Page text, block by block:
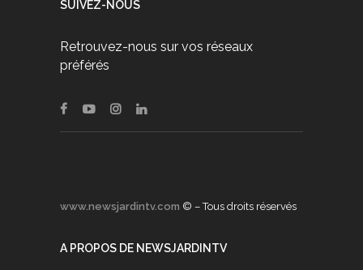
SUIVEZ-NOUS
Retrouvez-nous sur vos réseaux
préférés
www.newsjardintv.com © – Tous droits réservés
A PROPOS DE NEWSJARDINTV